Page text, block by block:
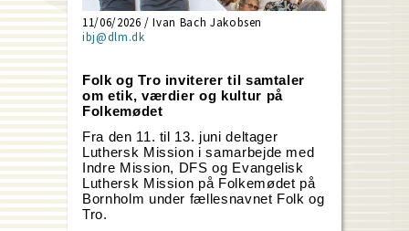
11/06/2026 / Ivan Bach Jakobsen
ibj@dlm.dk
Folk og Tro inviterer til samtaler
om etik, værdier og kultur på
Folkemødet
Fra den 11. til 13. juni deltager
Luthersk Mission i samarbejde med
Indre Mission, DFS og Evangelisk
Luthersk Mission på Folkemødet på
Bornholm under fællesnavnet Folk og
Tro.